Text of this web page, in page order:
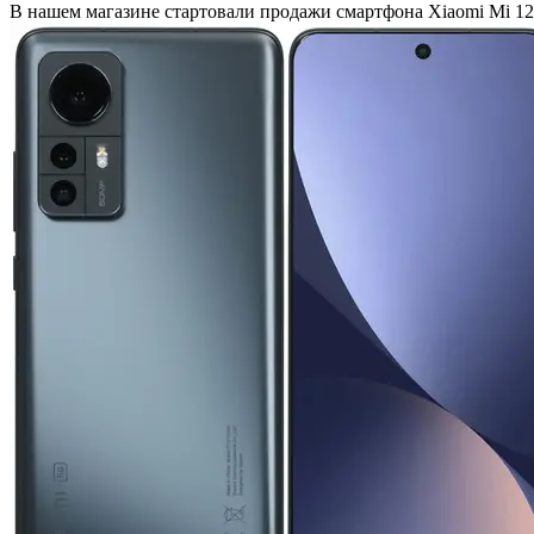
В нашем магазине стартовали продажи смартфона Xiaomi Mi